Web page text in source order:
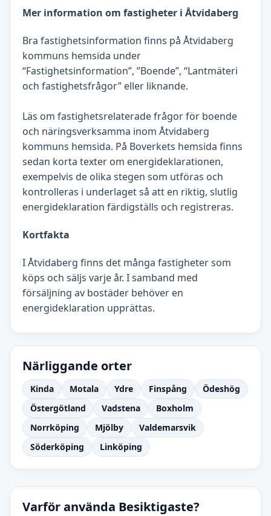
Mer information om fastigheter i Åtvidaberg
Bra fastighetsinformation finns på Åtvidaberg
kommuns hemsida under
“Fastighetsinformation”, ”Boende”, “Lantmäteri
och fastighetsfrågor” eller liknande.
Läs om fastighetsrelaterade frågor för boende
och näringsverksamma inom Åtvidaberg
kommuns hemsida. På Boverkets hemsida finns
sedan korta texter om energideklarationen,
exempelvis de olika stegen som utföras och
kontrolleras i underlaget så att en riktig, slutlig
energideklaration färdigställs och registreras.
Kortfakta
I Åtvidaberg finns det många fastigheter som
köps och säljs varje år. I samband med
försäljning av bostäder behöver en
energideklaration upprättas.
Närliggande orter
Kinda Motala Ydre Finspång
Ödeshög
Östergötland
Vadstena
Boxholm
Norrköping
Mjölby
Valdemarsvik
Söderköping
Linköping
Varför använda Besiktigaste?